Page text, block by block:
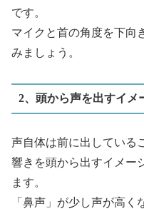
です。
マイクと首の角度を下向
みましょう。
2、頭から声を出すイメ
声自体は前に出している
響きを頭から出すイメー
ます。
「鼻声」が少し声が高く